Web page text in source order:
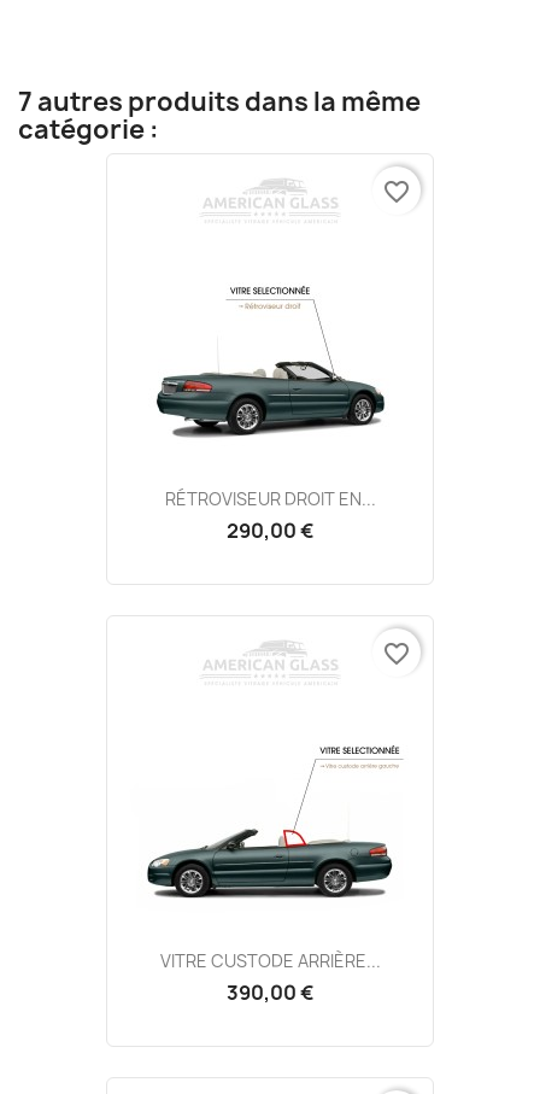
7 autres produits dans la même
catégorie :
RÉTROVISEUR DROIT EN...
290,00 €
favorite_border
VITRE CUSTODE ARRIÈRE...
390,00 €
favorite_border